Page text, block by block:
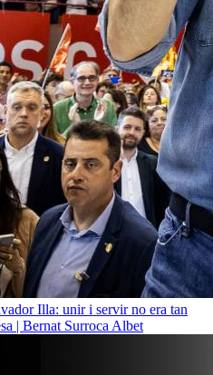
Illa: unir i servir no era tan
| Bernat Surroca Albet